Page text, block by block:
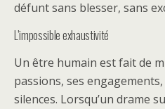
défunt sans blesser, sans
L’impossible exhaustivité
Un être humain est fait de
passions, ses
silences. Lorsqu’un drame